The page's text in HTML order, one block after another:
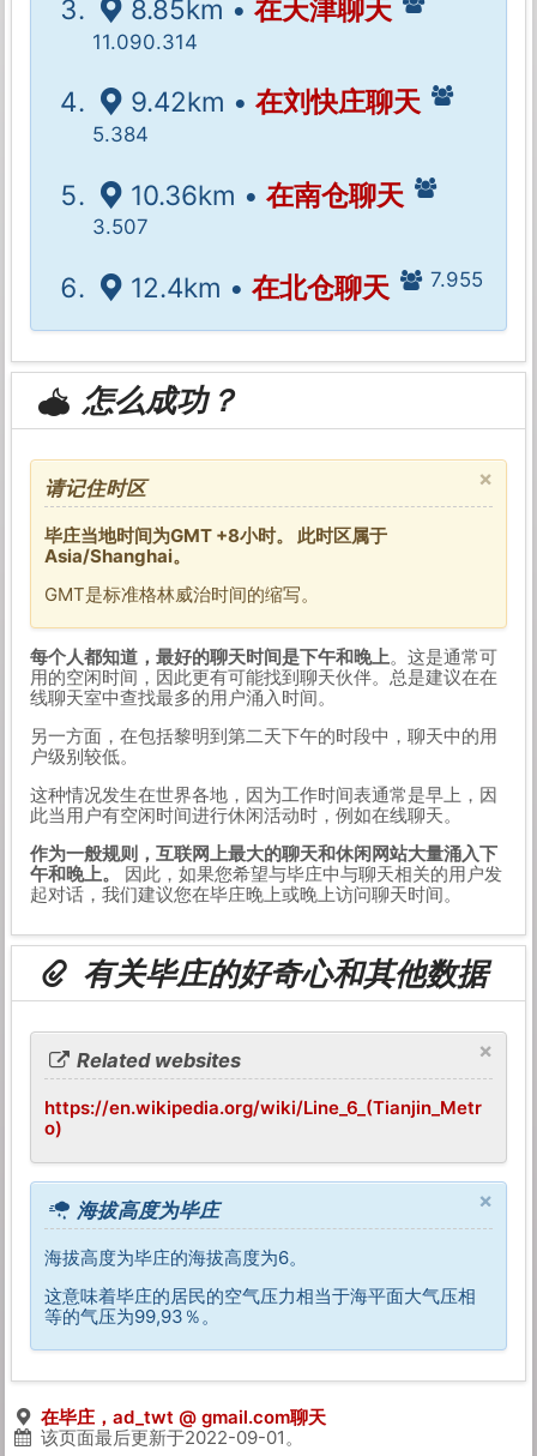
8.85km • 在天津聊天
11.090.314
9.42km • 在刘快庄聊天
5.384
10.36km • 在南仓聊天
3.507
12.4km • 在北仓聊天 7.955
怎么成功？
×
请记住时区
毕庄当地时间为GMT +8小时。 此时区属于
Asia/Shanghai。
GMT是标准格林威治时间的缩写。
每个人都知道，最好的聊天时间是下午和晚上。这是通常可
用的空闲时间，因此更有可能找到聊天伙伴。总是建议在在
线聊天室中查找最多的用户涌入时间。
另一方面，在包括黎明到第二天下午的时段中，聊天中的用
户级别较低。
这种情况发生在世界各地，因为工作时间表通常是早上，因
此当用户有空闲时间进行休闲活动时，例如在线聊天。
作为一般规则，互联网上最大的聊天和休闲网站大量涌入下
午和晚上。
因此，如果您希望与毕庄中与聊天相关的用户发
起对话，我们建议您在毕庄晚上或晚上访问聊天时间。
有关毕庄的好奇心和其他数据
×
Related websites
https://en.wikipedia.org/wiki/Line_6_(Tianjin_Metr
o)
×
海拔高度为毕庄
海拔高度为毕庄的海拔高度为6。
这意味着毕庄的居民的空气压力相当于海平面大气压相
等的气压为99,93％。
在毕庄，ad_twt @ gmail.com聊天
该页面最后更新于2022-09-01。